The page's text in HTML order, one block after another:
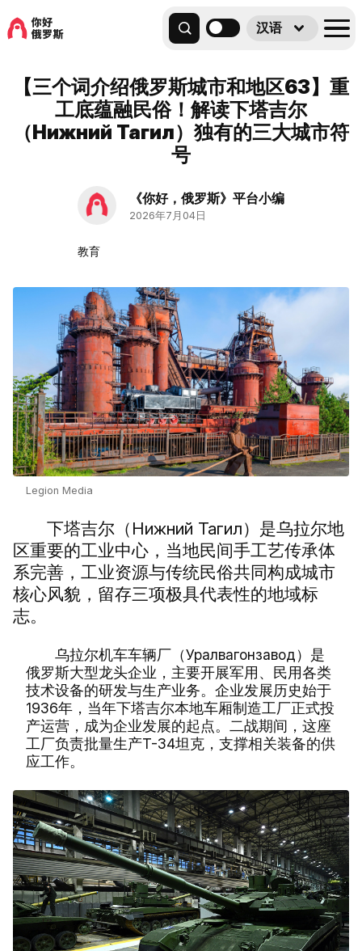
汉语
【三个词介绍俄罗斯城市和地区63】重
工底蕴融民俗！解读下塔吉尔
（Нижний Тагил）独有的三大城市符
号
《你好，俄罗斯》平台小编
2026年7月04日
教育
Legion Media
下塔吉尔（Нижний Тагил）是乌拉尔地
区重要的工业中心，当地民间手工艺传承体
系完善，工业资源与传统民俗共同构成城市
核心风貌，留存三项极具代表性的地域标
志。
乌拉尔机车车辆厂（Уралвагонзавод）是
俄罗斯大型龙头企业，主要开展军用、民用各类
技术设备的研发与生产业务。企业发展历史始于
1936年，当年下塔吉尔本地车厢制造工厂正式投
产运营，成为企业发展的起点。二战期间，这座
工厂负责批量生产T-34坦克，支撑相关装备的供
应工作。